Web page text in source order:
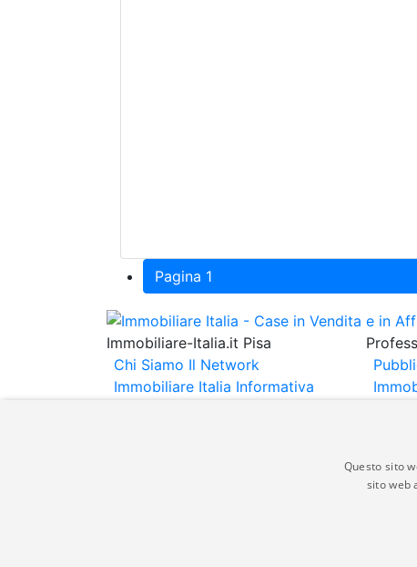
Pagina 1
Immobiliare-Italia.it Pisa
Chi Siamo Il Network
Immobiliare Italia Informativa
Gli annunci immobiliari presenti su
italia.it quindi non è responsabile della
Questo sito
sito web